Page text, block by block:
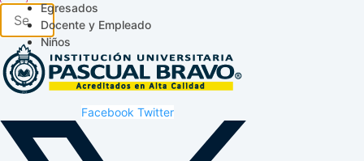
Egresados
Docente y Empleado
Niños
Facebook Twitter